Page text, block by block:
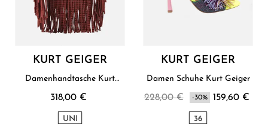
KURT GEIGER
Damenhandtasche Kurt
318,00 €
UNI
KURT GEIGER
Damen Schuhe Kurt Geiger
228,00 € -30% 159,60 €
36